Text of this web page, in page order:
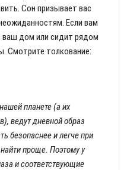
Сон призывает вас
Если вам
ваш дом или сидит рядом
Смотрите толкование:
планете (а их
ведут дневной образ
безопаснее и легче при
проще. Поэтому у
и соответствующие